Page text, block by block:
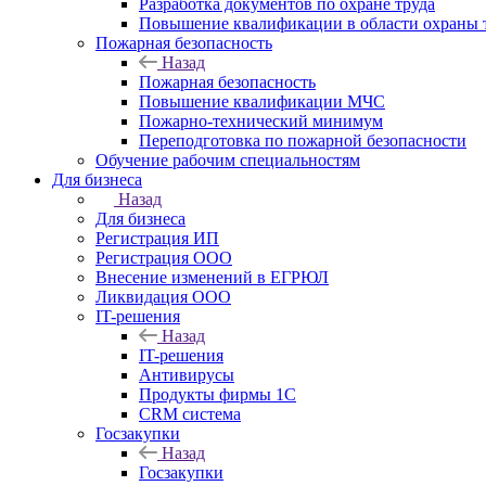
Разработка документов по охране труда
Повышение квалификации в области охраны
Пожарная безопасность
Назад
Пожарная безопасность
Повышение квалификации МЧС
Пожарно-технический минимум
Переподготовка по пожарной безопасности
Обучение рабочим специальностям
Для бизнеса
Назад
Для бизнеса
Регистрация ИП
Регистрация ООО
Внесение изменений в ЕГРЮЛ
Ликвидация ООО
IT-решения
Назад
IT-решения
Антивирусы
Продукты фирмы 1C
CRM система
Госзакупки
Назад
Госзакупки